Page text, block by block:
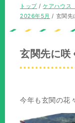
位
置：
在
の
現
在
トップ/ケアハウ
2026年5月 / 玄関先
玄関先に咲
今年も玄関の花